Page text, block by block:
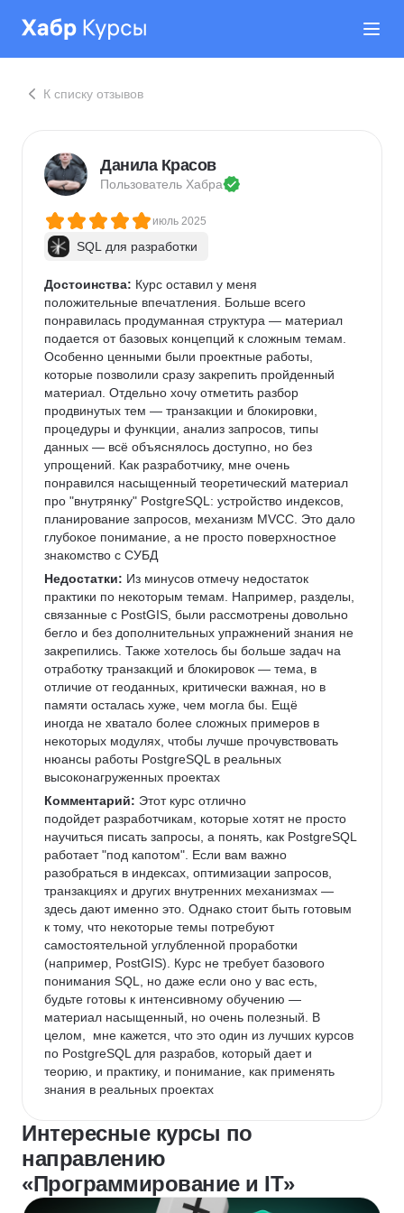
К списку отзывов
Данила Красов
Пользователь Хабра
июль 2025
SQL для разработки
Достоинства: Курс оставил у меня
положительные впечатления. Больше всего
понравилась продуманная структура — материал
подается от базовых концепций к сложным темам.
Особенно ценными были проектные работы,
которые позволили сразу закрепить пройденный
материал. Отдельно хочу отметить разбор
продвинутых тем — транзакции и блокировки,
процедуры и функции, анализ запросов, типы
данных — всё объяснялось доступно, но без
упрощений. Как разработчику, мне очень
понравился насыщенный теоретический материал
про "внутрянку" PostgreSQL: устройство индексов,
планирование запросов, механизм MVCC. Это дало
глубокое понимание, а не просто поверхностное
знакомство с СУБД
Недостатки: Из минусов отмечу недостаток
практики по некоторым темам. Например, разделы,
связанные с PostGIS, были рассмотрены довольно
бегло и без дополнительных упражнений знания не
закрепились. Также хотелось бы больше задач на
отработку транзакций и блокировок — тема, в
отличие от геоданных, критически важная, но в
памяти осталась хуже, чем могла бы. Ещё
иногда не хватало более сложных примеров в
некоторых модулях, чтобы лучше прочувствовать
нюансы работы PostgreSQL в реальных
высоконагруженных проектах
Комментарий: Этот курс отлично
подойдет разработчикам, которые хотят не просто
научиться писать запросы, а понять, как PostgreSQL
работает "под капотом". Если вам важно
разобраться в индексах, оптимизации запросов,
транзакциях и других внутренних механизмах —
здесь дают именно это. Однако стоит быть готовым
к тому, что некоторые темы потребуют
самостоятельной углубленной проработки
(например, PostGIS). Курс не требует базового
понимания SQL, но даже если оно у вас есть,
будьте готовы к интенсивному обучению —
материал насыщенный, но очень полезный. В
целом,  мне кажется, что это один из лучших курсов
по PostgreSQL для разрабов, который дает и
теорию, и практику, и понимание, как применять
знания в реальных проектах
Интересные курсы по
направлению
«Программирование и IT»